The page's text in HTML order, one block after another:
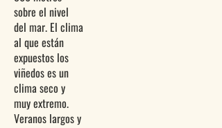
sobre el nivel
del mar. El clima
al que están
expuestos los
viñedos es un
clima seco y
muy extremo.
Veranos largos y